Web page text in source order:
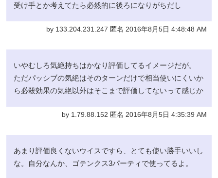
受け手とか考えてたら必然的に後ろになりがちだし
by 133.204.231.247 匿名 2016年8月5日 4:48:48 AM
いやむしろ気絶持ちはかなり評価してるイメージだが。
ただパッシブの気絶はそのターンだけで相当使いにくいか
ら必殺効果の気絶以外はそこまで評価してないって感じか
by 1.79.88.152 匿名 2016年8月5日 4:35:39 AM
あまり評価良くないウイスですら、とても使い勝手いいし
な。自分なんか、ゴテンクス3パーティで使ってるよ。